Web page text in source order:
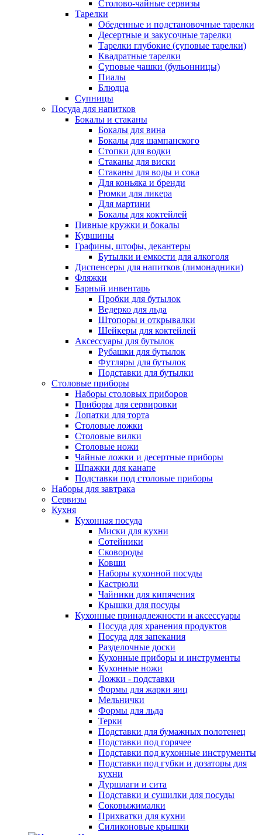
Столово-чайные сервизы
Тарелки
Обеденные и подстановочные тарелки
Десертные и закусочные тарелки
Тарелки глубокие (суповые тарелки)
Квадратные тарелки
Суповые чашки (бульонницы)
Пиалы
Блюдца
Супницы
Посуда для напитков
Бокалы и стаканы
Бокалы для вина
Бокалы для шампанского
Стопки для водки
Стаканы для виски
Стаканы для воды и сока
Для коньяка и бренди
Рюмки для ликера
Для мартини
Бокалы для коктейлей
Пивные кружки и бокалы
Кувшины
Графины, штофы, декантеры
Бутылки и емкости для алкоголя
Диспенсеры для напитков (лимонадники)
Фляжки
Барный инвентарь
Пробки для бутылок
Ведерко для льда
Штопоры и открывалки
Шейкеры для коктейлей
Аксессуары для бутылок
Рубашки для бутылок
Футляры для бутылок
Подставки для бутылки
Столовые приборы
Наборы столовых приборов
Приборы для сервировки
Лопатки для торта
Столовые ложки
Столовые вилки
Столовые ножи
Чайные ложки и десертные приборы
Шпажки для канапе
Подставки под столовые приборы
Наборы для завтрака
Сервизы
Кухня
Кухонная посуда
Миски для кухни
Сотейники
Сковороды
Ковши
Наборы кухонной посуды
Кастрюли
Чайники для кипячения
Крышки для посуды
Кухонные принадлежности и аксессуары
Посуда для хранения продуктов
Посуда для запекания
Разделочные доски
Кухонные приборы и инструменты
Кухонные ножи
Ложки - подставки
Формы для жарки яиц
Мельнички
Формы для льда
Терки
Подставки для бумажных полотенец
Подставки под горячее
Подставки под кухонные инструменты
Подставки под губки и дозаторы для
кухни
Дуршлаги и сита
Подставки и сушилки для посуды
Соковыжималки
Прихватки для кухни
Силиконовые крышки